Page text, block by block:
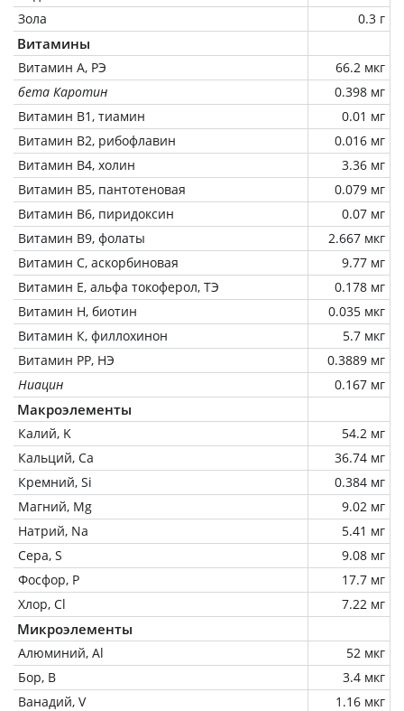
Зола
0.3 г
Витамины
Витамин А, РЭ
66.2 мкг
бета Каротин
0.398 мг
Витамин В1, тиамин
0.01 мг
Витамин В2, рибофлавин
0.016 мг
Витамин В4, холин
3.36 мг
Витамин В5, пантотеновая
0.079 мг
Витамин В6, пиридоксин
0.07 мг
Витамин В9, фолаты
2.667 мкг
Витамин C, аскорбиновая
9.77 мг
Витамин Е, альфа токоферол, ТЭ
0.178 мг
Витамин Н, биотин
0.035 мкг
Витамин К, филлохинон
5.7 мкг
Витамин РР, НЭ
0.3889 мг
Ниацин
0.167 мг
Макроэлементы
Калий, K
54.2 мг
Кальций, Ca
36.74 мг
Кремний, Si
0.384 мг
Магний, Mg
9.02 мг
Натрий, Na
5.41 мг
Сера, S
9.08 мг
Фосфор, P
17.7 мг
Хлор, Cl
7.22 мг
Микроэлементы
Алюминий, Al
52 мкг
Бор, B
3.4 мкг
Ванадий, V
1.16 мкг